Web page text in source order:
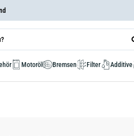
Motoröl Bremsen Filter Additive